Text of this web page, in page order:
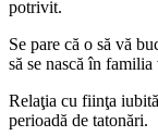
potrivit.
Se pare că o să vă
să se nască în
Relaţia cu fiinţa
perioadă de tatonări.